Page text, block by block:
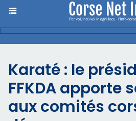
Karaté : le
FFKDA apporte
aux comités